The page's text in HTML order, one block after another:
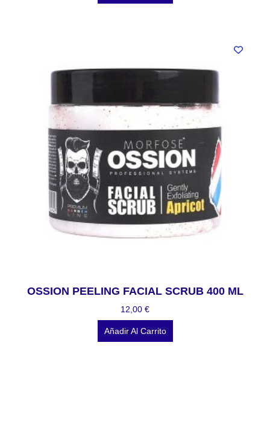
OSSION PEELING FACIAL SCRUB 400 ML
12,00 €
Añadir Al Carrito